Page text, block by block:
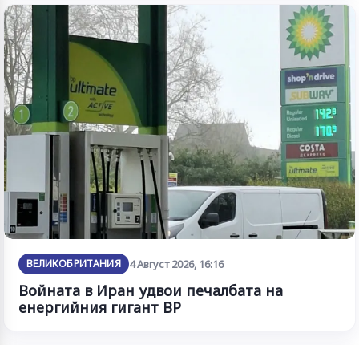
ВЕЛИКОБРИТАНИЯ 4 Август 2026, 16:16
Войната в Иран удвои печалбата на
енергийния гигант BP